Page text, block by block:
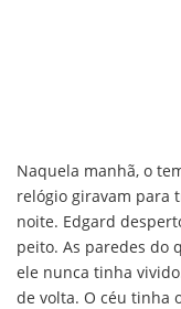
Naquela manhã, o
relógio giravam para
noite. Edgard
peito. As paredes do
ele nunca tinha
de volta. O céu tinha